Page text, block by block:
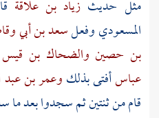
مثل حديث زياد بن علاقة
المسعوديوفعلسعد بن أبي
بن حصين والضحاك بن قيس
عباسأفتى بذلكوعمر بن عبد
قام من ثنتين ثم سجدوا بعد ما